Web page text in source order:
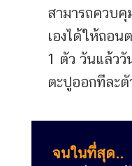
สามารถควบ
เองได้ให้ถอน
1 ตัว วันแล้ว
ตะปูออกทีละ
จนในที่สุด..